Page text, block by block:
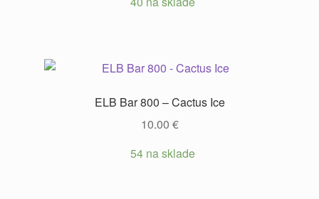
ELB Bar 800 – Cactus Ice
10.00 €
54 na sklade